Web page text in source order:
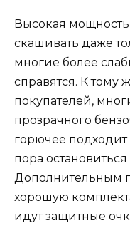
Высокая мощность
скашивать даже
многие более
справятся. К тому
покупателей,
прозрачного
горючее подходит
пора
Дополнительным
хорошую
идут защитные